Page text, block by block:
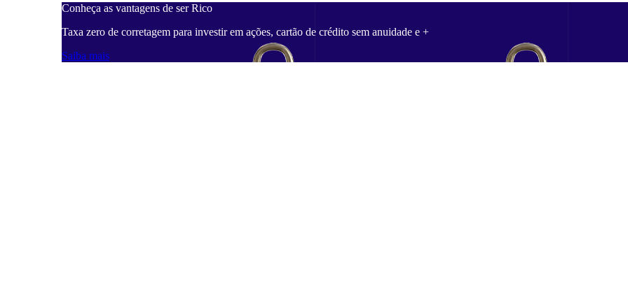
Conheça as vantagens de ser Rico
Taxa zero de corretagem para investir em ações, cartão de crédito sem anuidade e +
Saiba mais